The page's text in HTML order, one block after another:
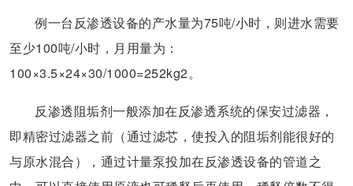
例一台反渗透设备的产水量为75吨/小时，则进水需要
至少100吨/小时，月用量为：
100×3.5×24×30/1000=252kg2。
反渗透阻垢剂一般添加在反渗透系统的保安过滤器，
即精密过滤器之前（通过滤芯，使投入的阻垢剂能很好的
与原水混合），通过计量泵投加在反渗透设备的管道之